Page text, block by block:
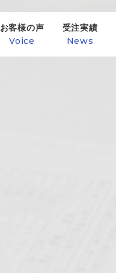
お客様の声
Voice
受注実績
News